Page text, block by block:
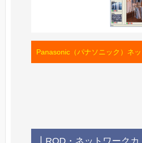
Panasonic（パナソニック）ネ